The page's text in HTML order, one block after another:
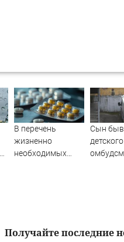
В перечень
жизненно
необходимых
Сын
детского
Получайте последние